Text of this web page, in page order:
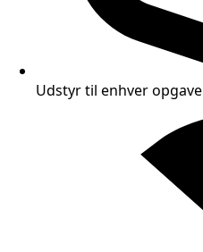
Udstyr til enhver opgave